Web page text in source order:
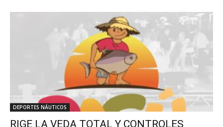
DEPORTES NÁUTICOS
RIGE LA VEDA TOTAL Y CONTROLES